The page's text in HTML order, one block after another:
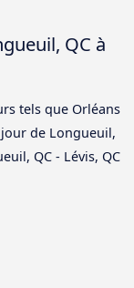
QC à
tels que Orléans
de Longueuil,
QC - Lévis, QC